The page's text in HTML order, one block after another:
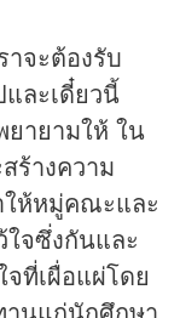
จะต้องรับ
ละเดี๋ยวนี้
ยายามให้ ใน
ร้างความ
ห้หมู่คณะและ
จซึ่งกันและ
ที่เผื่อแผ่โดย